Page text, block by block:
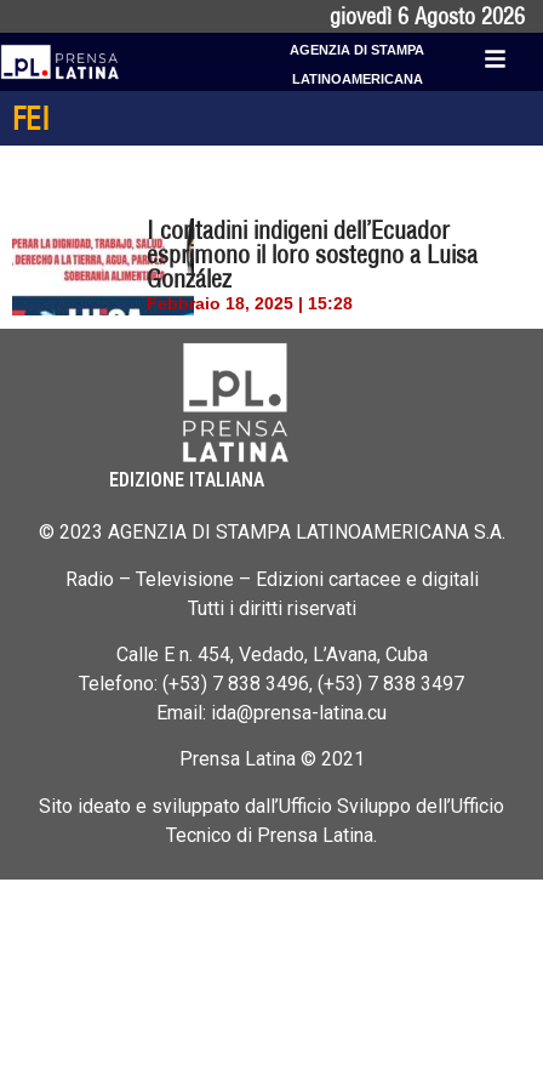
giovedì 6 Agosto 2026
AGENZIA DI STAMPA
LATINOAMERICANA
FEI
I contadini indigeni dell’Ecuador
esprimono il loro sostegno a Luisa
González
Febbraio 18, 2025 | 15:28
EDIZIONE ITALIANA
© 2023 AGENZIA DI STAMPA LATINOAMERICANA S.A.
Radio – Televisione – Edizioni cartacee e digitali
Tutti i diritti riservati
Calle E n. 454, Vedado, L’Avana, Cuba
Telefono: (+53) 7 838 3496, (+53) 7 838 3497
Email: ida@prensa-latina.cu
Prensa Latina © 2021
Sito ideato e sviluppato dall’Ufficio Sviluppo dell’Ufficio
Tecnico di Prensa Latina.